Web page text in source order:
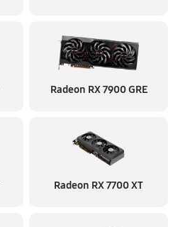
Radeon RX 7900 GRE
Radeon RX 7700 XT